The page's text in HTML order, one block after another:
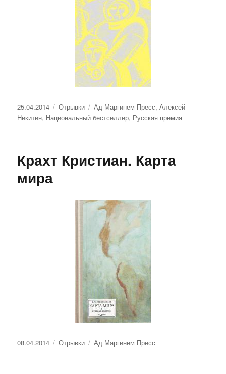
Опубликовано
25.04.2014 Рубрики
Отрывки Метки
Ад Маргинем Пресс,Алексей
Никитин, Национальный бестселлер, Русская премия
Крахт Кристиан. Карта
мира
Опубликовано
08.04.2014 Рубрики
Отрывки Метки
Ад Маргинем Пресс